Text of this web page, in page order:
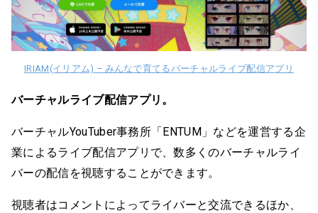
IRIAM(イリアム) – みんなで育てるバーチャルライブ配信アプリ
バーチャルライブ配信アプリ。
バーチャルYouTuber事務所「ENTUM」などを運営する企
業によるライブ配信アプリで、数多くのバーチャルライ
バーの配信を視聴することができます。
視聴者はコメントによってライバーと交流できるほか、